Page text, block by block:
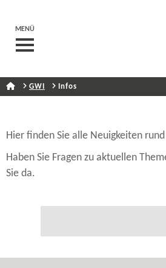
MENÜ
GWI Infos
Hier finden Sie alle Neuigkeiten
Haben Sie Fragen zu aktuellen
Sie da.